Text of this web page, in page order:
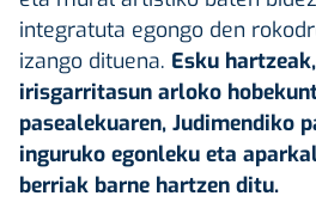
integratuta egongo den
izango dituena. Esku
irisgarritasun arloko
pasealekuaren, Judimendiko
inguruko egonleku eta
berriak barne hartzen ditu.